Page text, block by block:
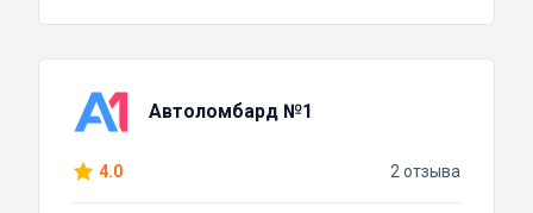
Автоломбард №1
4.0 2 отзыва